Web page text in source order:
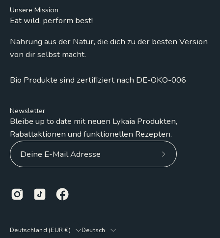
Unsere Mission
Eat wild, perform best!
Nahrung aus der Natur, die dich zu der besten Version
von dir selbst macht.
Bio Produkte sind zertifiziert nach DE-ÖKO-006
Newsletter
Bleibe up to date mit neuen Lykaia Produkten,
Rabattaktionen und funktionellen Rezepten.
Abonniere
Land
Deutschland (EUR €) Sprache
Deutsch